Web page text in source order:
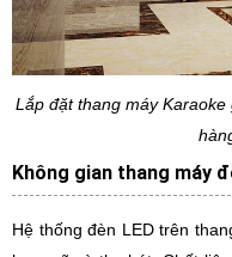
Lắp đặt thang máy
Không gian thang máy
Hệ thống đèn LED trên